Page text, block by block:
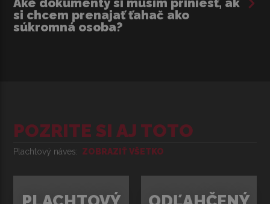
si chcem prenajať ťahač ako
súkromná osoba?
POZRITE SI AJ TOTO
Plachtový náves ZOBRAZIŤ VŠETKO